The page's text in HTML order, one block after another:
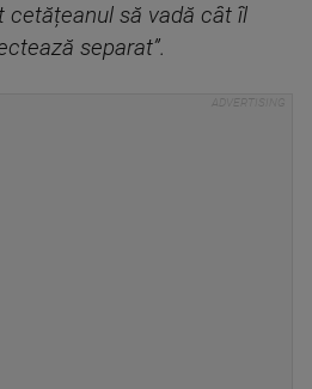
cetățeanul să vadă cât îl
separat”.